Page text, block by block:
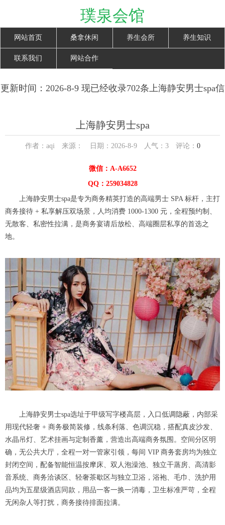
璞泉会馆
网站首页 桑拿休闲 养生会所 养生知识
联系我们 网站合作
更新时间：2026-8-9 现已经收录702条上海静安男士spa信
上海静安男士spa
作者：aqi 来源： 日期：2026-8-9 人气： 3评论： 0
微信：A-A6652
QQ：259034828
上海静安男士spa是专为商务精英打造的高端男士 SPA 标杆，主打
商务接待 + 私享解压双场景，人均消费 1000-1300 元，全程预约制、
无散客、私密性拉满，是商务宴请后放松、高端圈层私享的首选之
地。
上海静安男士spa选址于甲级写字楼高层，入口低调隐蔽，内部采
用现代轻奢 + 商务极简装修，线条利落、色调沉稳，搭配真皮沙发、
水晶吊灯、艺术挂画与定制香薰，营造出高端商务氛围。空间分区明
确，无公共大厅，全程一对一管家引领，每间 VIP 商务套房均为独立
封闭空间，配备智能恒温按摩床、双人泡澡池、独立干蒸房、高清影
音系统、商务洽谈区、轻奢茶歇区与独立卫浴，浴袍、毛巾、洗护用
品均为五星级酒店同款，用品一客一换一消毒，卫生标准严苛，全程
无闲杂人等打扰，商务接待排面拉满。